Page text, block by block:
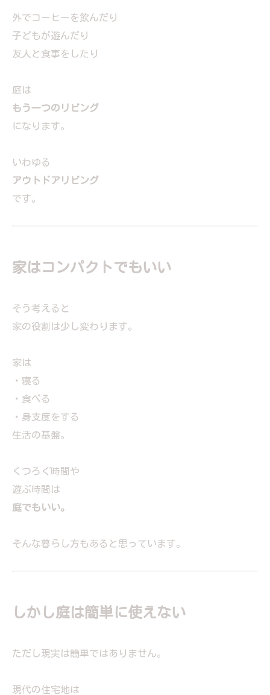
外でコーヒーを飲んだり
子どもが遊んだり
友人と食事をしたり
庭は
もう一つのリビング
になります。
いわゆる
アウトドアリビング
です。
家はコンパクトでもいい
そう考えると
家の役割は少し変わります。
家は
・寝る
・食べる
・身支度をする
生活の基盤。
くつろぐ時間や
遊ぶ時間は
庭でもいい。
そんな暮らし方もあると思っています。
しかし庭は簡単に使えない
ただし現実は簡単ではありません。
現代の住宅地は